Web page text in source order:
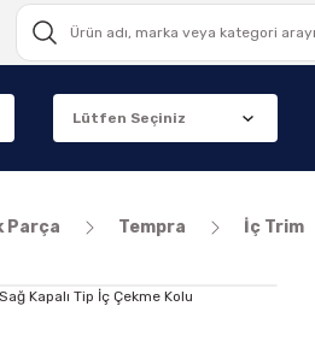
Parça Tempra İç Trim